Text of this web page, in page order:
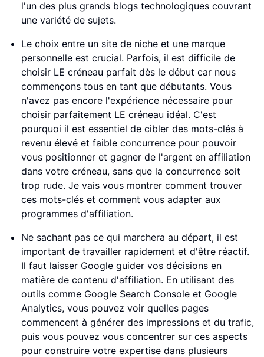
l'un des plus grands blogs technologiques couvrant
une variété de sujets.
Le choix entre un site de niche et une marque
personnelle est crucial. Parfois, il est difficile de
choisir LE créneau parfait dès le début car nous
commençons tous en tant que débutants. Vous
n'avez pas encore l'expérience nécessaire pour
choisir parfaitement LE créneau idéal. C'est
pourquoi il est essentiel de cibler des mots-clés à
revenu élevé et faible concurrence pour pouvoir
vous positionner et gagner de l'argent en affiliation
dans votre créneau, sans que la concurrence soit
trop rude. Je vais vous montrer comment trouver
ces mots-clés et comment vous adapter aux
programmes d'affiliation.
Ne sachant pas ce qui marchera au départ, il est
important de travailler rapidement et d'être réactif.
Il faut laisser Google guider vos décisions en
matière de contenu d'affiliation. En utilisant des
outils comme Google Search Console et Google
Analytics, vous pouvez voir quelles pages
commencent à générer des impressions et du trafic,
puis vous pouvez vous concentrer sur ces aspects
pour construire votre expertise dans plusieurs